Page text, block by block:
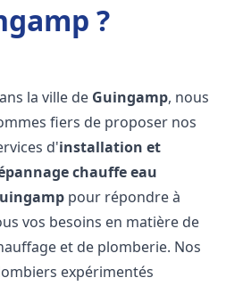
?
la ville de Guingamp, nous
fiers de proposer nos
d'installation et
chauffe eau
pour répondre à
vos besoins en matière de
et de plomberie. Nos
expérimentés